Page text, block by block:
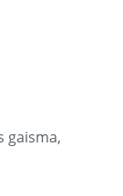
gaisma,